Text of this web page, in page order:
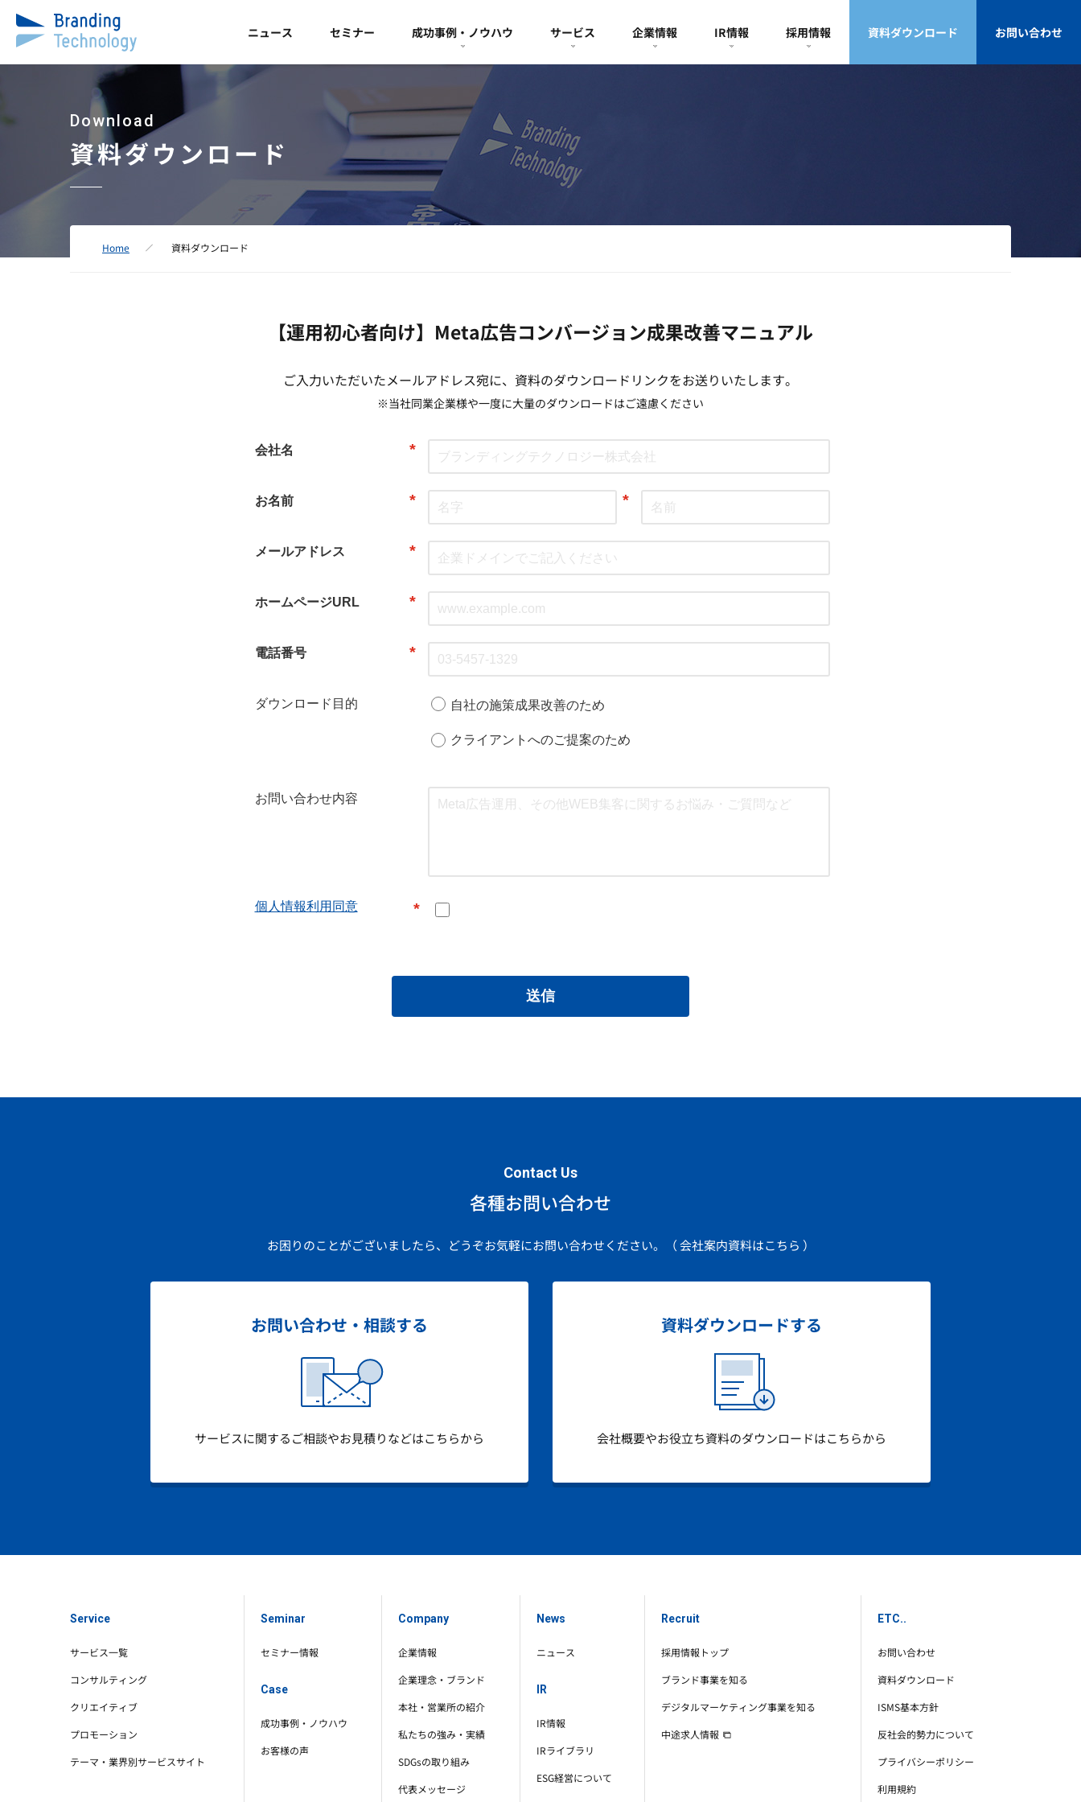
ニュース セミナー 成功事例・ノウハウ サービス 企業情報 IR情報 採用情報 資料ダウンロード お問い合わせ
Download
資料ダウンロード
Home 資料ダウンロード
【運用初心者向け】Meta広告コンバージョン成果改善マニュアル
ご入力いただいたメールアドレス宛に、資料のダウンロードリンクをお送りいたします。
※当社同業企業様や一度に大量のダウンロードはご遠慮ください
*
会社名
*
お名前 *
*
メールアドレス
*
ホームページURL
*
電話番号
ダウンロード目的 自社の施策成果改善のため
クライアントへのご提案のため
お問い合わせ内容
個人情報利用同意 *
送信
Contact Us
各種お問い合わせ
お困りのことがございましたら、どうぞお気軽にお問い合わせください。 （ 会社案内資料はこちら ）
お問い合わせ ・相談する
サービスに関するご相談やお見積りなどはこちらから
資料ダウンロードする
会社概要やお役立ち資料のダウンロードはこちらから
Service
サービス一覧
コンサルティング
クリエイティブ
プロモーション
テーマ・業界別サービスサイト
Seminar
セミナー情報
Case
成功事例・ノウハウ
お客様の声
Company
企業情報
企業理念・ブランド
本社・営業所の紹介
私たちの強み・実績
SDGsの取り組み
代表メッセージ
News
ニュース
IR
IR情報
IRライブラリ
ESG経営について
Recruit
採用情報トップ
ブランド事業を知る
デジタルマーケティング事業を知る
中途求人情報
ETC..
お問い合わせ
資料ダウンロード
ISMS基本方針
反社会的勢力について
プライバシーポリシー
利用規約